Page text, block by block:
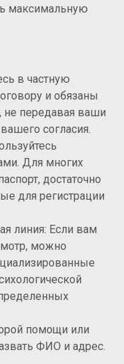
максимальную
в частную
и обязаны
не передавая ваши
согласия.
Для многих
достаточно
для регистрации
линия: Если вам
можно
помощи или
ФИО и адрес.